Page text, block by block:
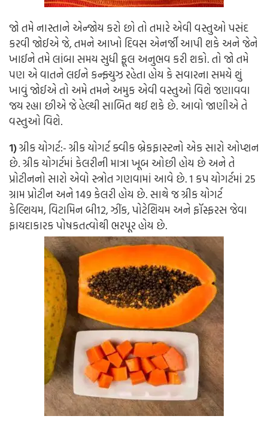
જો તમે નાસ્તાને એન્જોય કરો છો તો તમારે એવી વસ્તુઓ પસંદ
કરવી જોઈએ જે, તમને આખો દિવસ એનર્જી આપી શકે અને જેને
ખાઈને તમે લાંબા સમય સુધી ફૂલ અનુભવ કરી શકો. તો જો તમે
પણ એ વાતને લઈને કન્ફ્યુઝ રહેતા હોય કે સવારના સમયે શું
ખાવું જોઈએ તો અમે તમને અમુક એવી વસ્તુઓ વિશે જણાવવા
જય રહ્યા છીએ જે હેલ્થી સાબિત થઈ શકે છે. આવો જાણીએ તે
વસ્તુઓ વિશે.
1)ગ્રીક યોગર્ટ:-ગ્રીક યોગર્ટ ક્વીક બ્રેકફાસ્ટનો એક સારો ઓપ્શન
છે. ગ્રીક યોગર્ટમાં કેલરીની માત્રા ખૂબ ઓછી હોય છે અને તે
પ્રોટીનનો સારો એવો સ્ત્રોત ગણવામાં આવે છે. 1 કપ યોગર્ટમાં 25
ગ્રામ પ્રોટીન અને 149 કેલરી હોય છે. સાથે જ ગ્રીક યોગર્ટ
કેલ્શિયમ, વિટામિન બી12, ઝીંક, પોટેશિયમ અને ફૉસ્ફરસ જેવા
ફાયદાકારક પોષકતત્વોથી ભરપૂર હોય છે.